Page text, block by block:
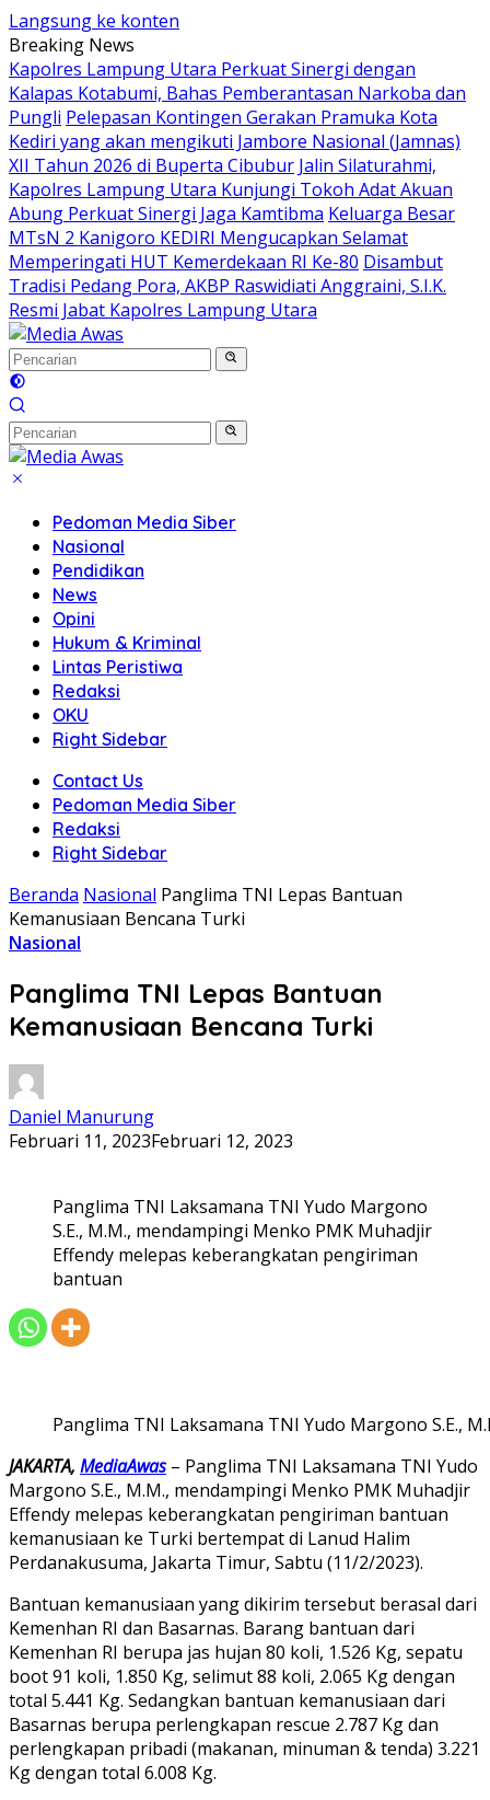
Langsung ke konten
Breaking News
Kapolres Lampung Utara Perkuat Sinergi dengan
Kalapas Kotabumi, Bahas Pemberantasan Narkoba dan
Pungli Pelepasan Kontingen Gerakan Pramuka Kota
Kediri yang akan mengikuti Jambore Nasional (Jamnas)
XII Tahun 2026 di Buperta Cibubur Jalin Silaturahmi,
Kapolres Lampung Utara Kunjungi Tokoh Adat Akuan
Abung Perkuat Sinergi Jaga Kamtibma Keluarga Besar
MTsN 2 Kanigoro KEDIRI Mengucapkan Selamat
Memperingati HUT Kemerdekaan RI Ke-80 Disambut
Tradisi Pedang Pora, AKBP Raswidiati Anggraini, S.I.K.
Resmi Jabat Kapolres Lampung Utara
Pedoman Media Siber
Nasional
Pendidikan
News
Opini
Hukum & Kriminal
Lintas Peristiwa
Redaksi
OKU
Right Sidebar
Contact Us
Pedoman Media Siber
Redaksi
Right Sidebar
Beranda Nasional Panglima TNI Lepas Bantuan
Kemanusiaan Bencana Turki
Nasional
Panglima TNI Lepas Bantuan
Kemanusiaan Bencana Turki
Daniel Manurung
Februari 11, 2023Februari 12, 2023
Panglima TNI Laksamana TNI Yudo Margono
S.E., M.M., mendampingi Menko PMK Muhadjir
Effendy melepas keberangkatan pengiriman
bantuan
Panglima TNI Laksamana TNI Yudo Margono S.E.,
JAKARTA, MediaAwas – Panglima TNI Laksamana TNI Yudo
Margono S.E., M.M., mendampingi Menko PMK Muhadjir
Effendy melepas keberangkatan pengiriman bantuan
kemanusiaan ke Turki bertempat di Lanud Halim
Perdanakusuma, Jakarta Timur, Sabtu (11/2/2023).
Bantuan kemanusiaan yang dikirim tersebut berasal dari
Kemenhan RI dan Basarnas. Barang bantuan dari
Kemenhan RI berupa jas hujan 80 koli, 1.526 Kg, sepatu
boot 91 koli, 1.850 Kg, selimut 88 koli, 2.065 Kg dengan
total 5.441 Kg. Sedangkan bantuan kemanusiaan dari
Basarnas berupa perlengkapan rescue 2.787 Kg dan
perlengkapan pribadi (makanan, minuman & tenda) 3.221
Kg dengan total 6.008 Kg.